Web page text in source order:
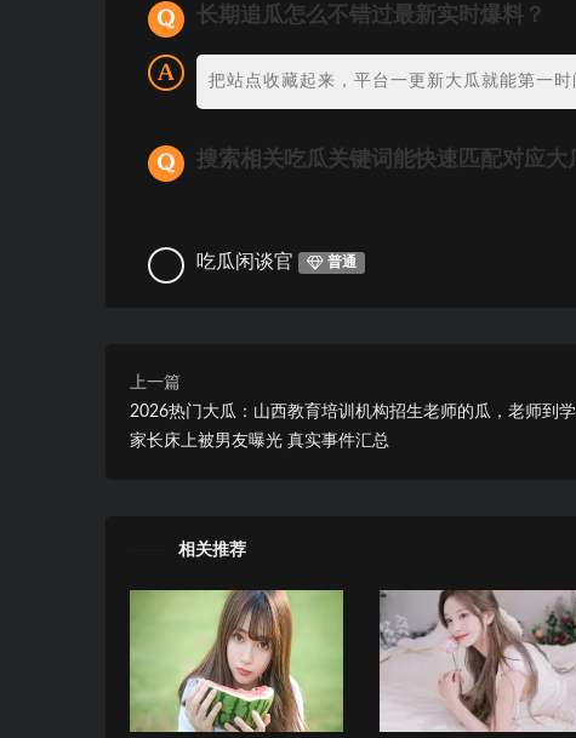
长期追瓜怎么不错过最新实时爆料？
把站点收藏起来，平台一更新大瓜就能第一时
搜索相关吃瓜关键词能快速匹配对应大
吃瓜闲谈官 普通
上一篇
2026热门大瓜：山西教育培训机构招生老师的瓜，老师到
家长床上被男友曝光 真实事件汇总
相关推荐